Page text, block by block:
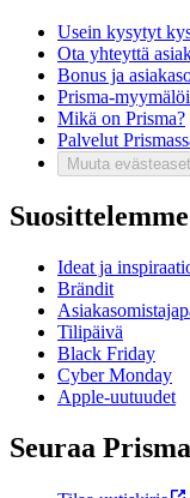
Usein kysytyt
Ota yhteyttä
Bonus ja
Prisma-
Mikä on Prisma?
Palvelut
Muuta
Suosittelemme
Ideat ja
Brändit
Tilipäivä
Black Friday
Cyber Monday
Apple-uutuudet
Seuraa